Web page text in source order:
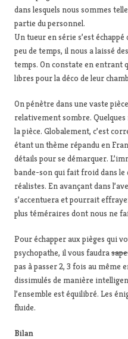
dans lesquels nous sommes
partie du personnel.
Un tueur en série s’est
peu de temps, il nous a laissé
temps. On constate en entrant
libres pour la déco de leur
On pénètre dans une vaste
relativement sombre.
la pièce. Globalement, c’est
étant un thème répandu en
détails pour se démarquer.
bande-son qui fait froid dans le
réalistes. En avançant dans
s’accentuera et pourrait
plus téméraires dont nous ne
Pour échapper aux pièges qui
psychopathe, il vous faudra
pas à passer 2, 3 fois au
dissimulés de manière
l’ensemble est équilibré. Les
fluide.
Bilan